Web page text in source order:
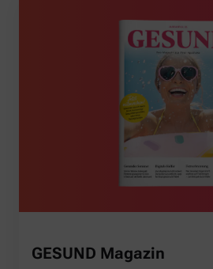
GESUND Magazin